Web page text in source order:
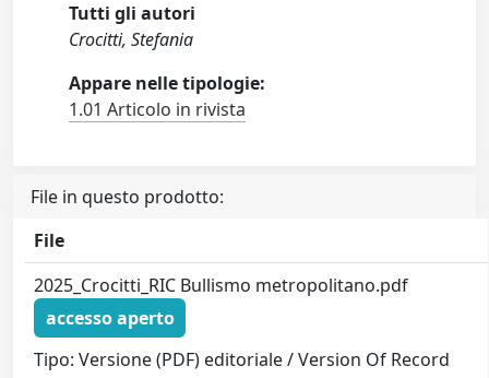
Tutti gli autori
Crocitti, Stefania
Appare nelle tipologie:
1.01 Articolo in rivista
File in questo prodotto:
File
2025_Crocitti_RIC Bullismo metropolitano.pdf
accesso aperto
Tipo: Versione (PDF) editoriale / Version Of Record